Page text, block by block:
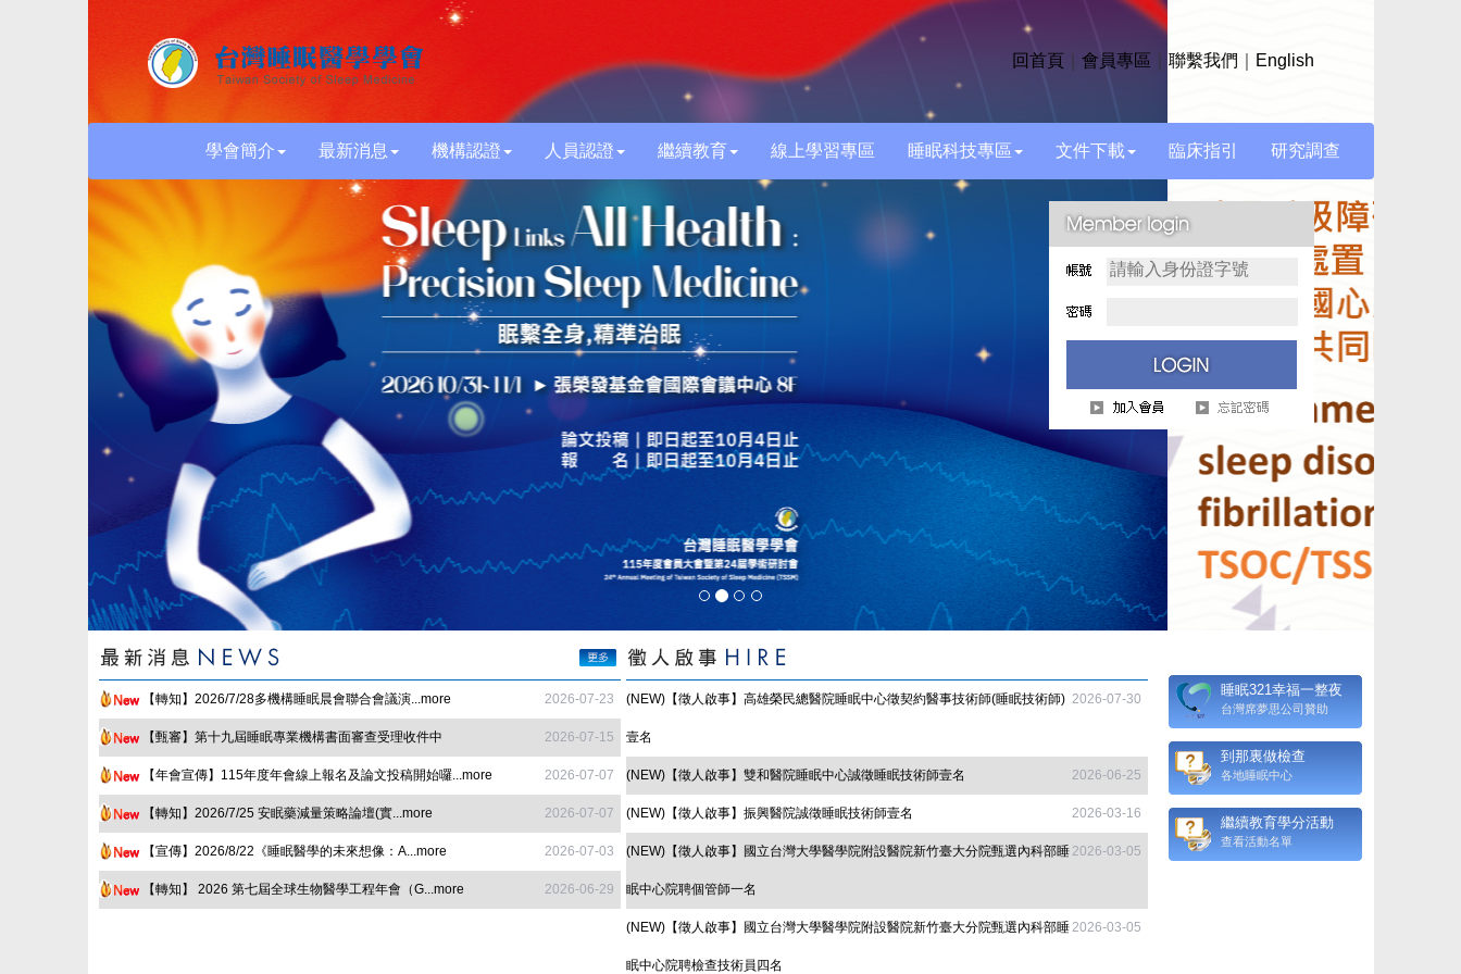
回首頁｜ 會員專區 聯繫我們 English
學會簡介 最新消息 機構認證 人員認證 繼續教育 線上學習專區 睡眠科技專區 文件下載 臨床指引 研究調查
2026-07-23
【轉知】2026/7/28多機構睡眠晨會聯合會議演...more
2026-07-15
【甄審】第十九屆睡眠專業機構書面審查受理收件中
2026-07-07
【年會宣傳】115年度年會線上報名及論文投稿開始囉...more
2026-07-07
【轉知】2026/7/25 安眠藥減量策略論壇(實...more
2026-07-03
【宣傳】2026/8/22《睡眠醫學的未來想像：A...more
2026-06-29
【轉知】 2026 第七屆全球生物醫學工程年會（G...more
2026-07-30
(NEW)【徵人啟事】高雄榮民總醫院睡眠中心徵契約醫事技術師(睡眠技術師)
壹名
2026-06-25
(NEW)【徵人啟事】雙和醫院睡眠中心誠徵睡眠技術師壹名
2026-03-16
(NEW)【徵人啟事】振興醫院誠徵睡眠技術師壹名
2026-03-05
(NEW)【徵人啟事】國立台灣大學醫學院附設醫院新竹臺大分院甄選內科部睡
眠中心院聘個管師一名
2026-03-05
(NEW)【徵人啟事】國立台灣大學醫學院附設醫院新竹臺大分院甄選內科部睡
眠中心院聘檢查技術員四名
睡眠321幸福一整夜
台灣席夢思公司贊助
到那裏做檢查
各地睡眠中心
繼續教育學分活動
查看活動名單